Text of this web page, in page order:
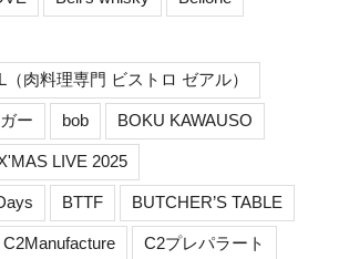
肉料理専門 ビストロ ゼアル）
ー bob BOKU KAWAUSO
LIVE 2025
BTTF BUTCHER’S TABLE
C2Manufacture C2プレパラート